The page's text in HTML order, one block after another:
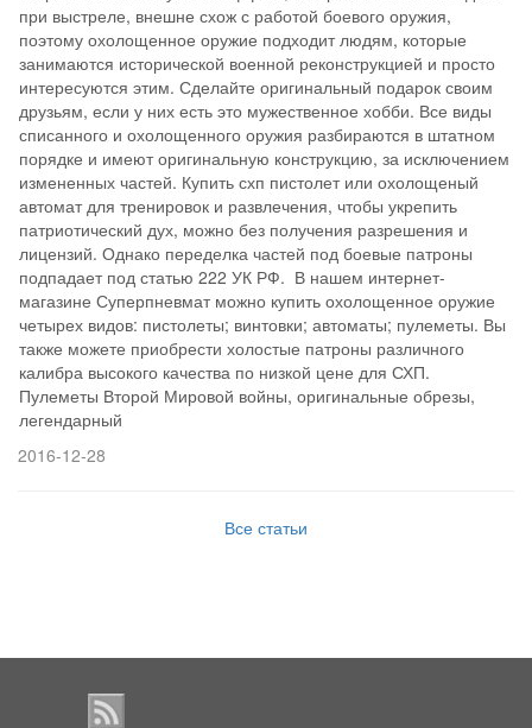
при выстреле, внешне схож с работой боевого оружия,
поэтому охолощенное оружие подходит людям, которые
занимаются исторической военной реконструкцией и просто
интересуются этим. Сделайте оригинальный подарок своим
друзьям, если у них есть это мужественное хобби. Все виды
списанного и охолощенного оружия разбираются в штатном
порядке и имеют оригинальную конструкцию, за исключением
измененных частей. Купить схп пистолет или охолощеный
автомат для тренировок и развлечения, чтобы укрепить
патриотический дух, можно без получения разрешения и
лицензий. Однако переделка частей под боевые патроны
подпадает под статью 222 УК РФ. В нашем интернет-
магазине Суперпневмат можно купить охолощенное оружие
четырех видов: пистолеты; винтовки; автоматы; пулеметы. Вы
также можете приобрести холостые патроны различного
калибра высокого качества по низкой цене для СХП.
Пулеметы Второй Мировой войны, оригинальные обрезы,
легендарный
2016-12-28
Все статьи